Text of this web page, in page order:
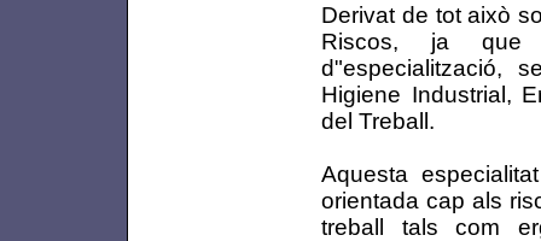
Derivat de tot això
Riscos, ja que
d"especialització,
Higiene Industrial,
del Treball.
Aquesta
orientada cap als
treball tals com